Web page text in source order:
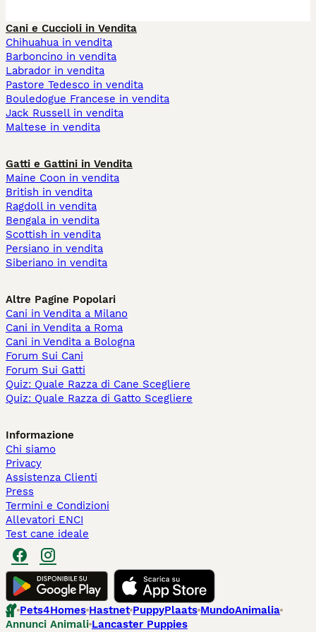
Cani e Cuccioli in Vendita
Chihuahua in vendita
Barboncino in vendita
Labrador in vendita
Pastore Tedesco in vendita
Bouledogue Francese in vendita
Jack Russell in vendita
Maltese in vendita
Gatti e Gattini in Vendita
Maine Coon in vendita
British in vendita
Ragdoll in vendita
Bengala in vendita
Scottish in vendita
Persiano in vendita
Siberiano in vendita
Altre Pagine Popolari
Cani in Vendita a Milano
Cani in Vendita a Roma
Cani in Vendita a Bologna
Forum Sui Cani
Forum Sui Gatti
Quiz: Quale Razza di Cane Scegliere
Quiz: Quale Razza di Gatto Scegliere
Informazione
Chi siamo
Privacy
Assistenza Clienti
Press
Termini e Condizioni
Allevatori ENCI
Test cane ideale
Pets4Homes Hastnet PuppyPlaats MundoAnimalia
Annunci Animali Lancaster Puppies